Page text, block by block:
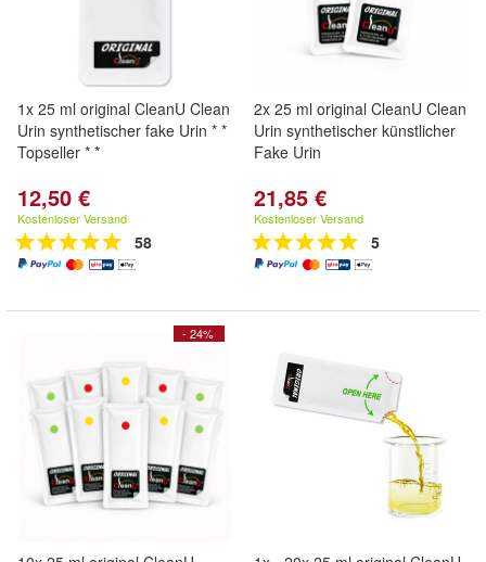
1x 25 ml original CleanU Clean
Urin synthetischer fake Urin * *
Topseller * *
12,50 €
Kostenloser Versand
58
2x 25 ml original CleanU Clean
Urin synthetischer künstlicher
Fake Urin
21,85 €
Kostenloser Versand
5
- 24%